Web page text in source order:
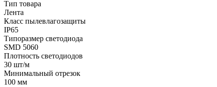
Тип товара
Лента
Класс пылевлагозащиты
IP65
Типоразмер светодиода
SMD 5060
Плотность светодиодов
30 шт/м
Минимальный отрезок
100 мм